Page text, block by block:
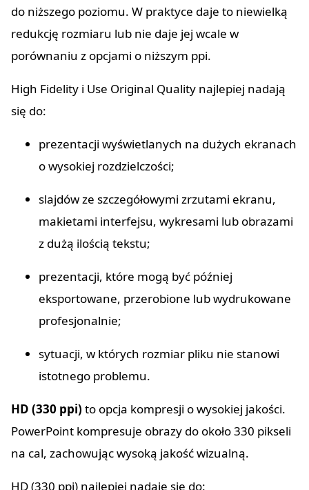
do niższego poziomu. W praktyce daje to niewielką
redukcję rozmiaru lub nie daje jej wcale w
porównaniu z opcjami o niższym ppi.
High Fidelity i Use Original Quality najlepiej nadają
się do:
prezentacji wyświetlanych na dużych ekranach
o wysokiej rozdzielczości;
slajdów ze szczegółowymi zrzutami ekranu,
makietami interfejsu, wykresami lub obrazami
z dużą ilością tekstu;
prezentacji, które mogą być później
eksportowane, przerobione lub wydrukowane
profesjonalnie;
sytuacji, w których rozmiar pliku nie stanowi
istotnego problemu.
HD (330 ppi) to opcja kompresji o wysokiej jakości.
PowerPoint kompresuje obrazy do około 330 pikseli
na cal, zachowując wysoką jakość wizualną.
HD (330 ppi) najlepiej nadaje się do: